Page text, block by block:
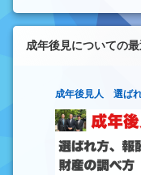
成年後見についての
成年後見人 選ば